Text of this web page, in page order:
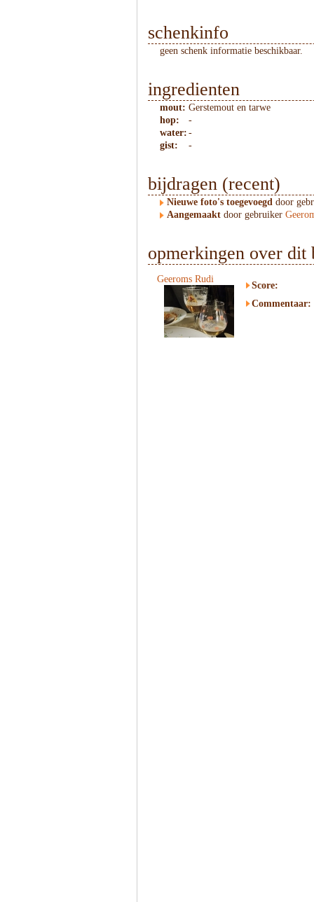
schenkinfo
geen schenk informatie beschikbaar.
ingredienten
mout: Gerstemout en tarwe
hop:
-
water: -
gist:
-
bijdragen (recent)
Nieuwe foto's toegevoegd door
Aangemaakt door gebruiker
opmerkingen over dit
Geeroms Rudi
Score:
Commentaar: